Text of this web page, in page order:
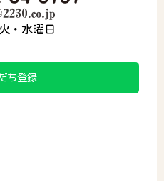
・水曜日
ち登録